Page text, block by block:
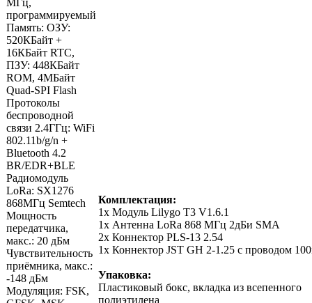
программируемый
Память: ОЗУ:
520КБайт +
16КБайт RTC,
ПЗУ: 448КБайт
ROM, 4МБайт
Quad-SPI Flash
Протоколы
беспроводной
связи 2.4ГГц: WiFi
802.11b/g/n +
Bluetooth 4.2
BR/EDR+BLE
Радиомодуль
LoRa: SX1276
868МГц Semtech
Мощность
передатчика,
макс.: 20 дБм
Чувствительность
приёмника, макс.:
-148 дБм
Модуляция: FSK,
Комплектация:
1x Модуль Lilygo T3 V1.6.1
1х Антенна LoRa 868 МГц 2дБи SMA
2x Коннектор PLS-13 2.54
1х Коннектор JST GH 2-1.25 с проводом
Упаковка:
Пластиковый бокс, вкладка из всепенного
полиэтилена